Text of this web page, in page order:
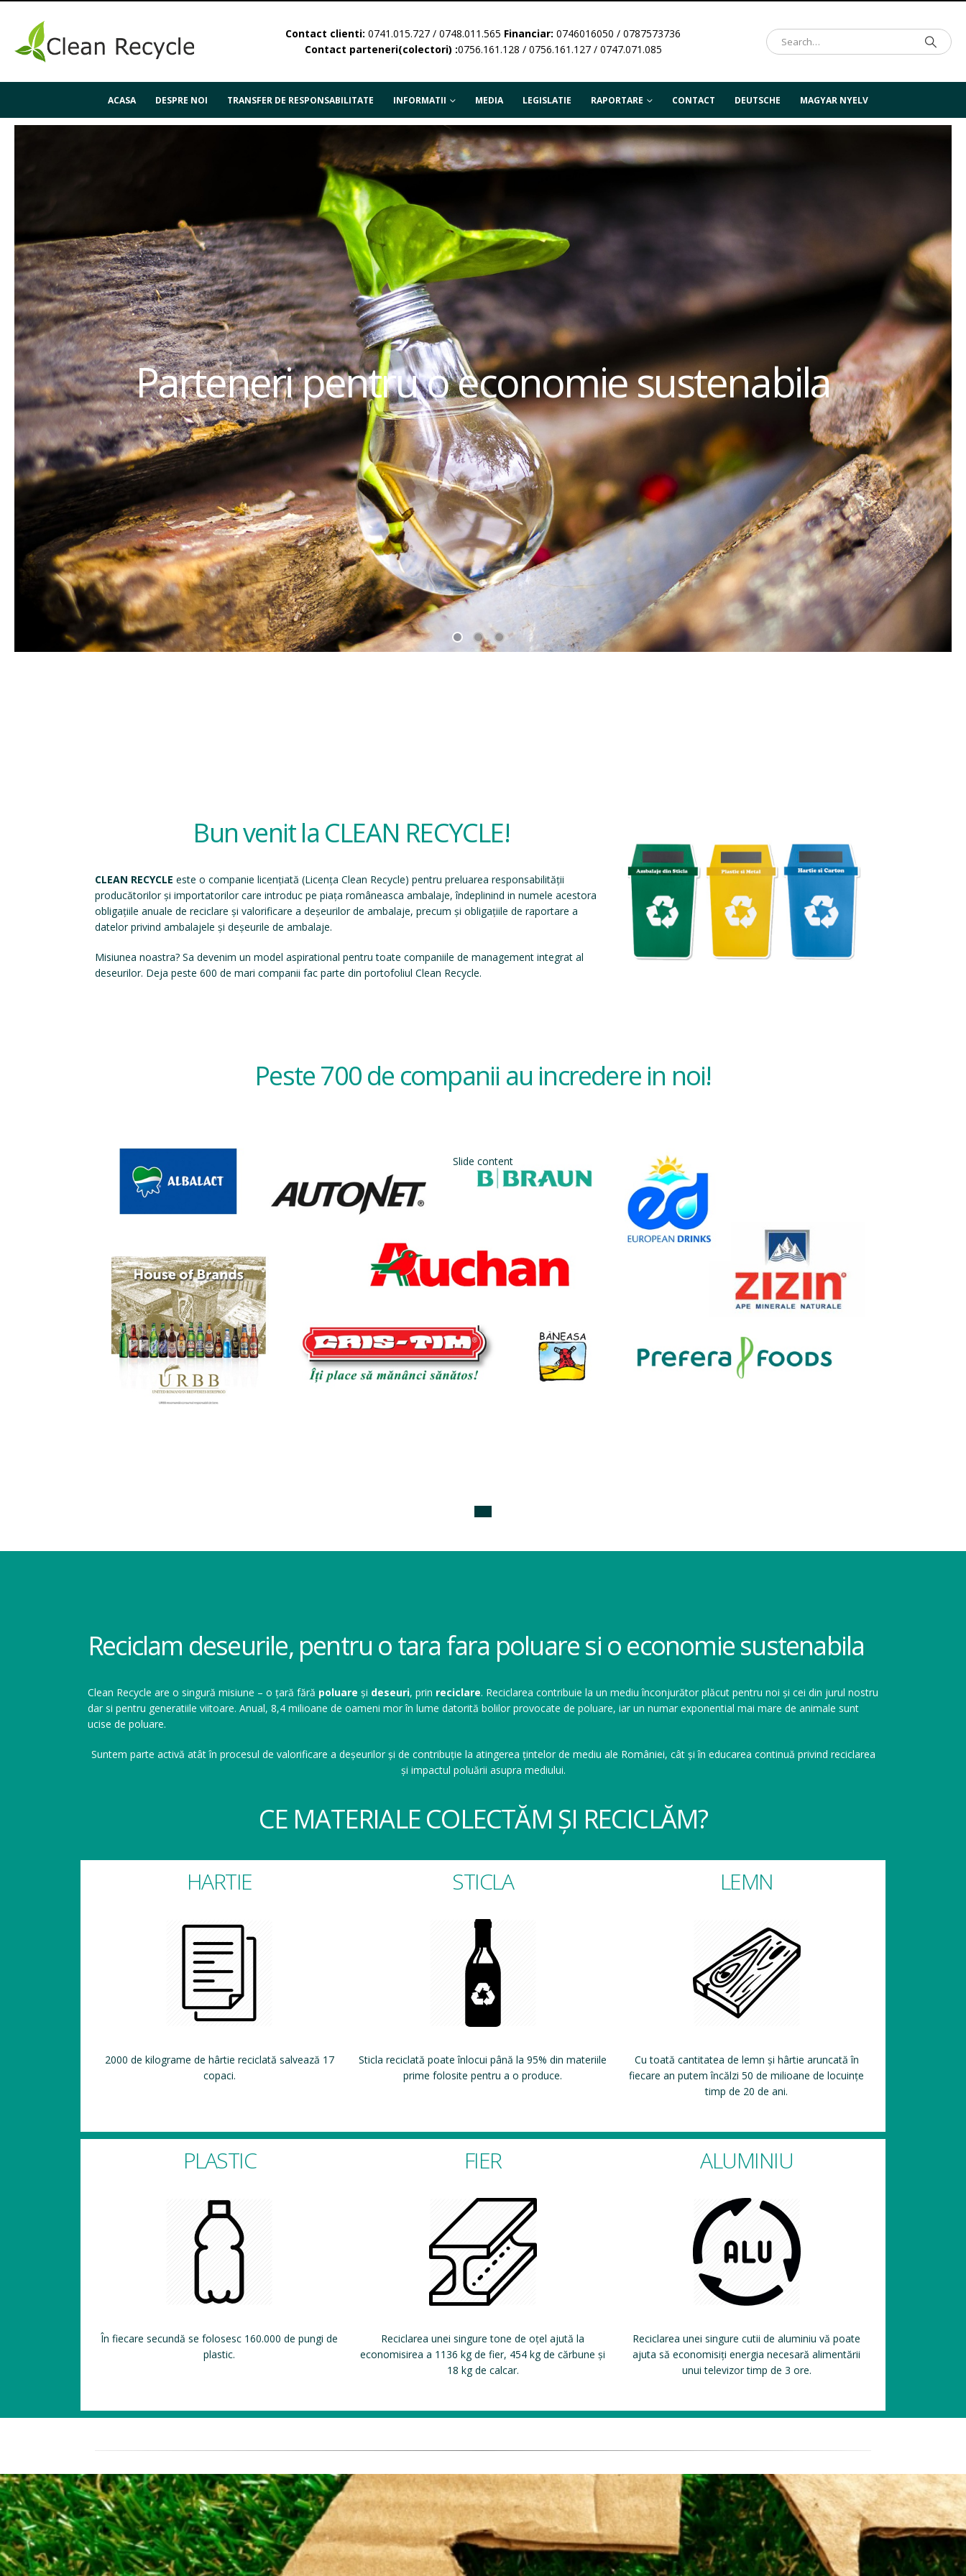
Contact clienti: 0741.015.727 / 0748.011.565 Financiar: 0746016050 / 0787573736
Contact parteneri(colectori) :0756.161.128 / 0756.161.127 / 0747.071.085
ACASA DESPRE NOI TRANSFER DE RESPONSABILITATE INFORMATII MEDIA LEGISLATIE RAPORTARE CONTACT DEUTSCHE MAGYAR NYELV
Parteneri pentru o economie sustenabila
Bun venit la CLEAN RECYCLE!
CLEAN RECYCLE este o companie licențiată (Licența Clean Recycle) pentru preluarea responsabilității
producătorilor și importatorilor care introduc pe piața româneasca ambalaje, îndeplinind in numele acestora
obligațiile anuale de reciclare și valorificare a deșeurilor de ambalaje, precum și obligațiile de raportare a
datelor privind ambalajele și deșeurile de ambalaje.
Misiunea noastra? Sa devenim un model aspirational pentru toate companiile de management integrat al
deseurilor. Deja peste 600 de mari companii fac parte din portofoliul Clean Recycle.
Peste 700 de companii au incredere in noi!
Slide content
Reciclam deseurile, pentru o tara fara poluare si o economie sustenabila
Clean Recycle are o singură misiune – o țară fără poluare și deseuri, prin reciclare. Reciclarea contribuie la un mediu înconjurător plăcut pentru noi și cei din jurul nostru
dar si pentru generatiile viitoare. Anual, 8,4 milioane de oameni mor în lume datorită bolilor provocate de poluare, iar un numar exponential mai mare de animale sunt
ucise de poluare.
Suntem parte activă atât în procesul de valorificare a deșeurilor și de contribuție la atingerea țintelor de mediu ale României, cât și în educarea continuă privind reciclarea
și impactul poluării asupra mediului.
CE MATERIALE COLECTĂM ȘI RECICLĂM?
HARTIE
2000 de kilograme de hârtie reciclată salvează 17
copaci.
STICLA
Sticla reciclată poate înlocui până la 95% din materiile
prime folosite pentru a o produce.
LEMN
Cu toată cantitatea de lemn și hârtie aruncată în
fiecare an putem încălzi 50 de milioane de locuințe
timp de 20 de ani.
PLASTIC
În fiecare secundă se folosesc 160.000 de pungi de
plastic.
FIER
Reciclarea unei singure tone de oțel ajută la
economisirea a 1136 kg de fier, 454 kg de cărbune și
18 kg de calcar.
ALUMINIU
Reciclarea unei singure cutii de aluminiu vă poate
ajuta să economisiți energia necesară alimentării
unui televizor timp de 3 ore.